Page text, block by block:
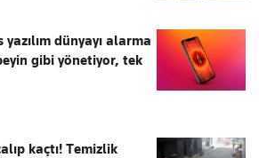
yazılım dünyayı alarma
gibi yönetiyor, tek
kaçtı! Temizlik